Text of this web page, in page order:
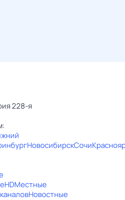
228-я
НовосибирскСочи
HDМестные
Новостные